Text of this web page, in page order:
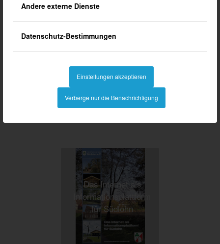
Andere externe Dienste
Datenschutz-Bestimmungen
Einstellungen akzeptieren
Verberge nur die Benachrichtigung
Buch HEIMAT SÜDLOHN
Am 13. September 2015 hat der
Heimatverein dieses Buch
war schnell verkauft. Das Buch
können Sie trotzdem lesen, hier ist es
als Online-Blätterausgabe hinterlegt.
Das Internet als
Informationsplattform
für Südlohn